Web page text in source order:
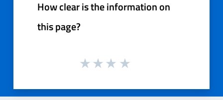
How clear is the information on
this page?